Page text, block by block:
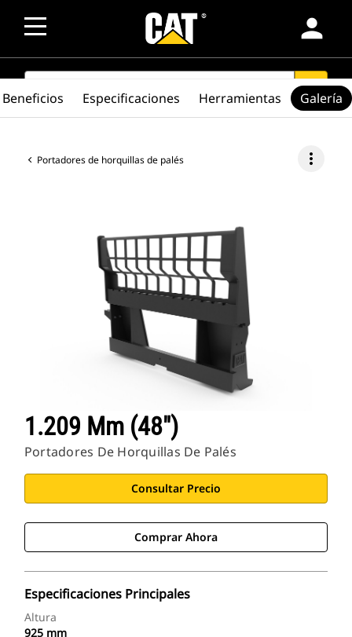
person
SEARCH search
Portadores de horquillas de palés more_vert
1.209 Mm (48")
Portadores De Horquillas De Palés
Consultar Precio
Comprar Ahora
Especificaciones Principales
Altura
925 mm
Beneficios Especificaciones Herramientas Galería